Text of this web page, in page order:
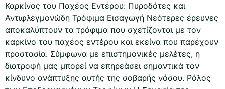
Καρκίνος του Παχέος Εντέρου: Πυροδότες και
Αντιφλεγμονώδη Τρόφιμα Εισαγωγή Νεότερες έρευνες
αποκαλύπτουν τα τρόφιμα που σχετίζονται με τον
καρκίνο του παχέος εντέρου και εκείνα που παρέχουν
προστασία. Σύμφωνα με επιστημονικές μελέτες, η
διατροφή μας μπορεί να επηρεάσει σημαντικά τον
κίνδυνο ανάπτυξης αυτής της σοβαρής νόσου. Ρόλος